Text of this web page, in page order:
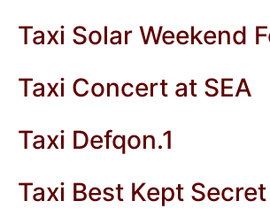
Taxi Solar Weekend
Taxi Concert at SEA
Taxi Defqon.1
Taxi Best Kept Secret